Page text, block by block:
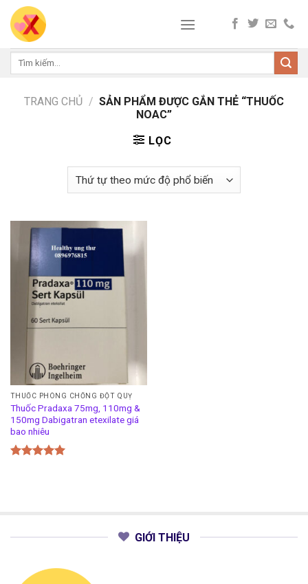
Skip
content
Tìm
TRANG CHỦ / SẢN PHẨM ĐƯỢC GẮN THẺ “THUỐC
NOAC”
LỌC
THUỐC PHÒNG CHỐNG ĐỘT QUỴ
Thuốc Pradaxa 75mg, 110mg &
150mg Dabigatran etexilate giá
bao nhiêu
GIỚI THIỆU